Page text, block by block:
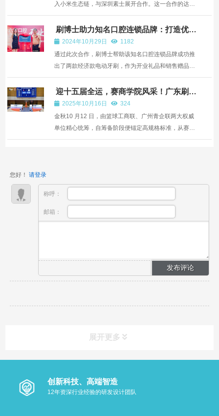
入小米生态链，与深圳素士展开合作。这一合作的达成
标志着刷博士在刷头制造领域的地位得到了行业巨头的
认可，也为其进一步拓展市场提供了广阔的平台。
刷博士助力知名口腔连锁品牌：打造优质
口腔护理体验
2024年10月29日
1182
通过此次合作，刷博士帮助该知名口腔连锁品牌成功推
出了两款经济款电动牙刷，作为开业礼品和销售赠品。
这不仅提升了知名口腔连锁品牌在客户中的形象，也让
更多消费者接触并体验到了刷博士的优质产品。
迎十五届全运，赛商学院风采！广东刷博
士助力 2025 首届 “新穗商杯” 篮球邀请
赛
2025年10月16日
324
金秋10 月12 日，由篮球工商联、广州青企联两大权威
单位精心统筹，自筹备阶段便锚定高规格标准，从赛事
组织到细节保障，皆彰显专业与严谨；参赛阵容堪称
您好！ 请登录
称呼：
邮箱：
展开更多
创新科技、高端智造
12年资深行业经验的研发设计团队